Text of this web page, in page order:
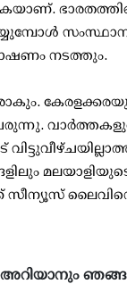
സംസ്ഥാന
നടത്തും.
സീന്യൂസ്